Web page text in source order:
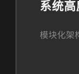
系统
模块化架